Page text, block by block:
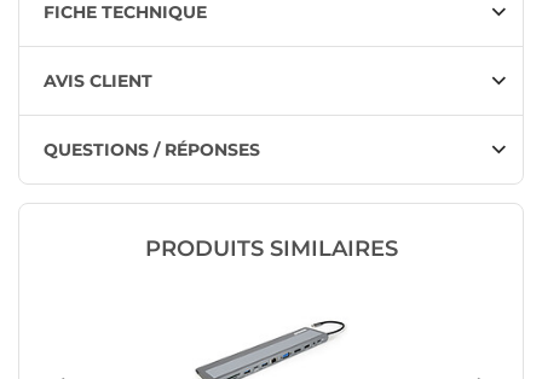
FICHE TECHNIQUE
AVIS CLIENT
QUESTIONS / RÉPONSES
PRODUITS SIMILAIRES